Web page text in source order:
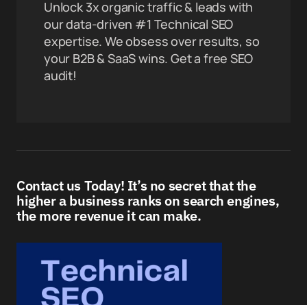
Unlock 3x organic traffic & leads with
our data-driven #1 Technical SEO
expertise. We obsess over results, so
your B2B & SaaS wins. Get a free SEO
audit!
Contact us Today! It’s no secret that the
higher a business ranks on search engines,
the more revenue it can make.